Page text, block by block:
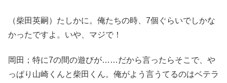
（柴田英嗣）たしかに。俺たちの時、7個ぐらいでしかな
かったですよ。いや、マジで！
岡田；特に7の間の遊びが……だから言ったらそこで、や
っぱり山崎くんと柴田くん。俺がよう言うてるのはベテラ